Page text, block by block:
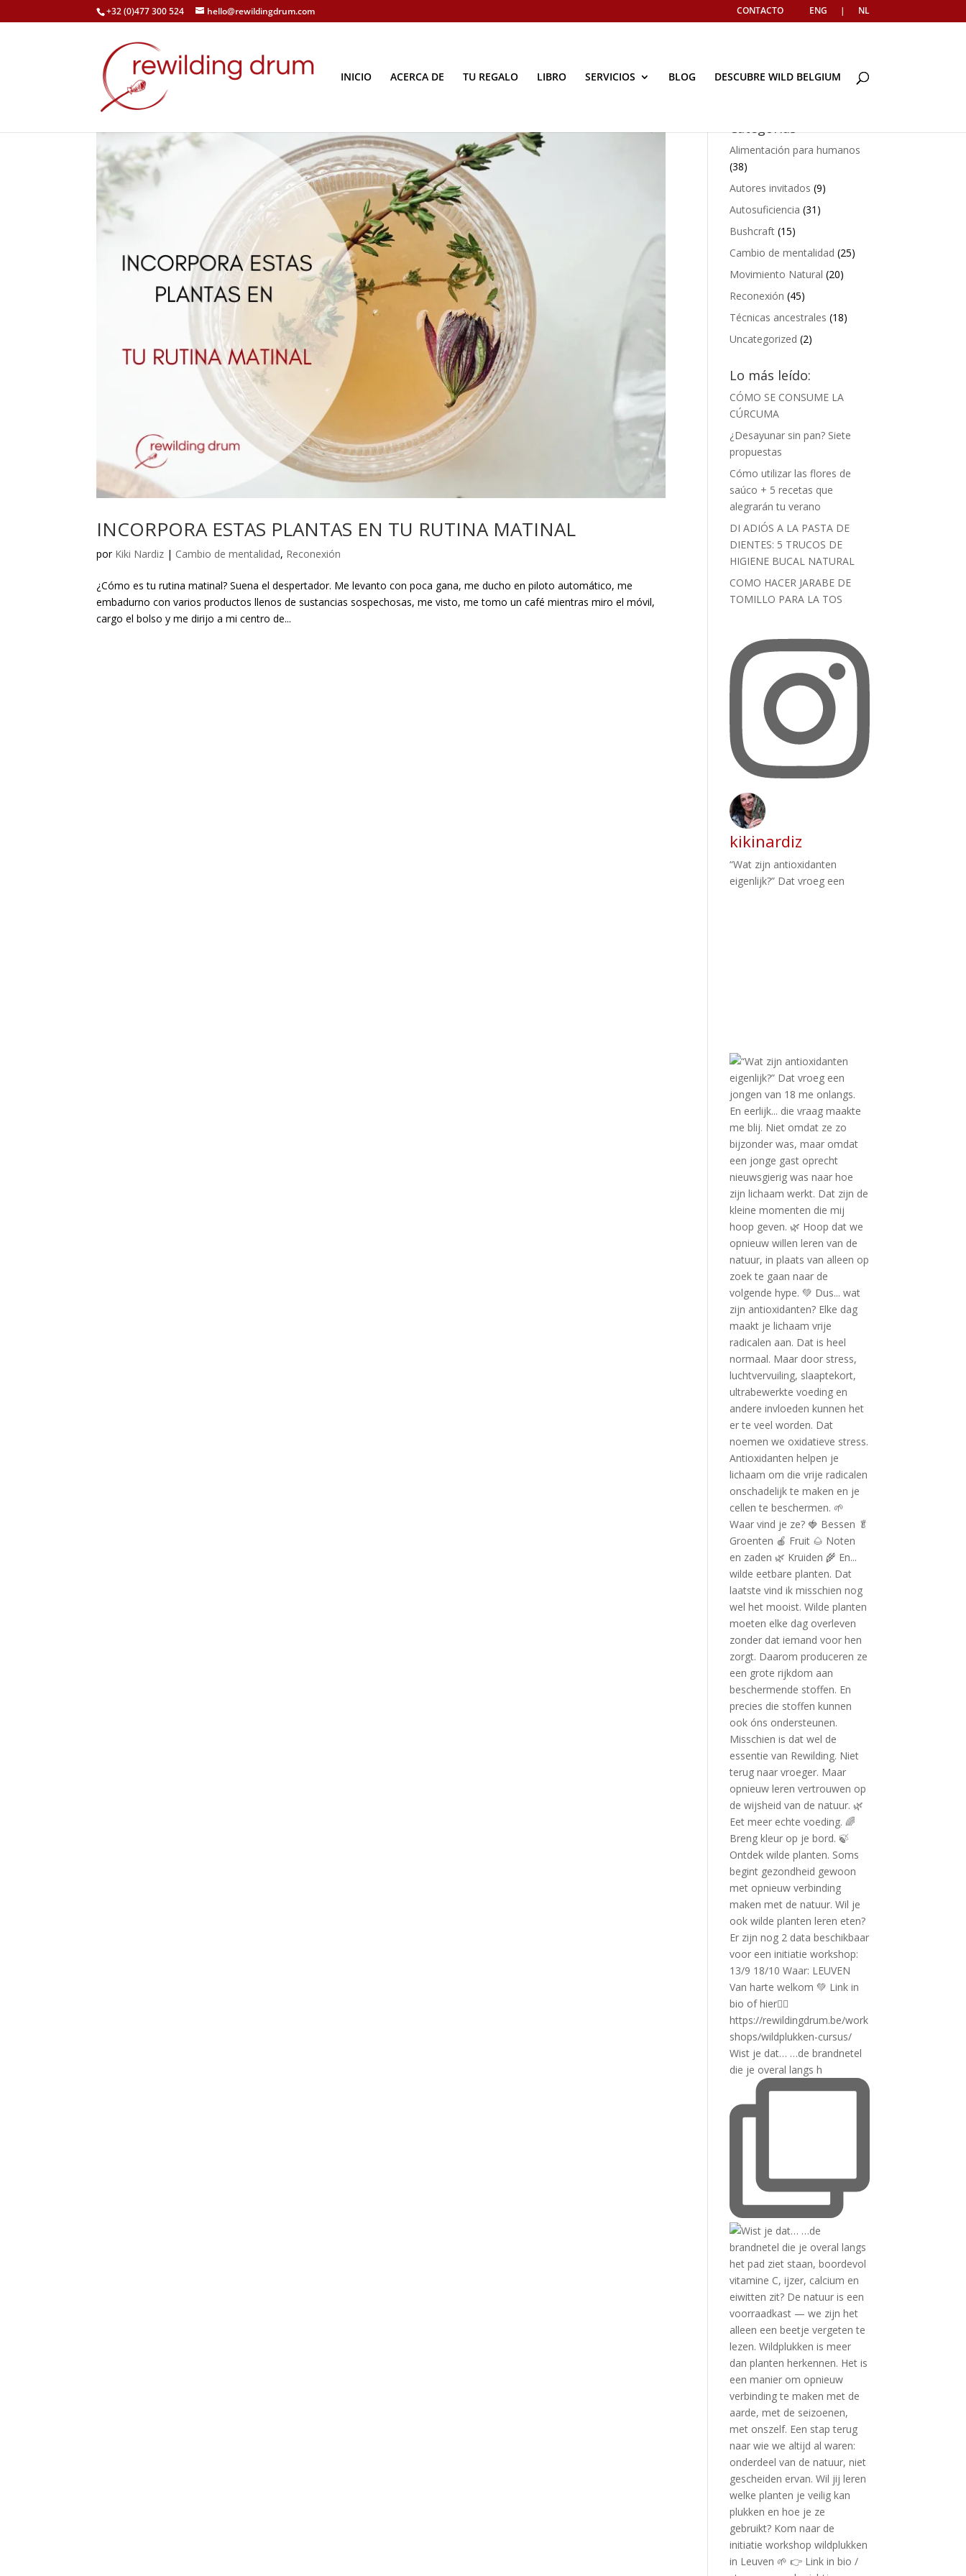
+32 (0)477 300 524 hello@rewildingdrum.com CONTACTO ENG | NL
INICIO ACERCA DE TU REGALO LIBRO SERVICIOS BLOG DESCUBRE WILD BELGIUM
INCORPORA ESTAS PLANTAS EN TU RUTINA MATINAL
por Kiki Nardiz | Cambio de mentalidad, Reconexión
¿Cómo es tu rutina matinal? Suena el despertador. Me levanto con poca gana, me ducho en piloto automático, me
embadurno con varios productos llenos de sustancias sospechosas, me visto, me tomo un café mientras miro el móvil,
cargo el bolso y me dirijo a mi centro de...
Categorías
Alimentación para humanos
(38)
Autores invitados (9)
Autosuficiencia (31)
Bushcraft (15)
Cambio de mentalidad (25)
Movimiento Natural (20)
Reconexión (45)
Técnicas ancestrales (18)
Uncategorized (2)
Lo más leído:
CÓMO SE CONSUME LA
CÚRCUMA
¿Desayunar sin pan? Siete
propuestas
Cómo utilizar las flores de
saúco + 5 recetas que
alegrarán tu verano
DI ADIÓS A LA PASTA DE
DIENTES: 5 TRUCOS DE
HIGIENE BUCAL NATURAL
COMO HACER JARABE DE
TOMILLO PARA LA TOS
kikinardiz
“Wat zijn antioxidanten
eigenlijk?” Dat vroeg een
Wist je dat… …de brandnetel
die je overal langs h